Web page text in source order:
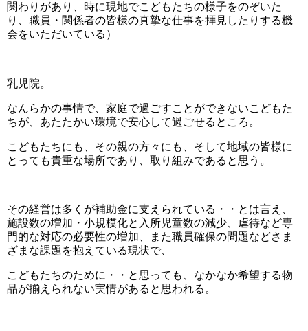
関わりがあり、時に現地でこどもたちの様子をのぞいた
り、職員・関係者の皆様の真摯な仕事を拝見したりする機
会をいただいている）
乳児院。
なんらかの事情で、家庭で過ごすことができないこどもた
ちが、あたたかい環境で安心して過ごせるところ。
こどもたちにも、その親の方々にも、そして地域の皆様に
とっても貴重な場所であり、取り組みであると思う。
その経営は多くが補助金に支えられている・・とは言え、
施設数の増加・小規模化と入所児童数の減少、虐待など専
門的な対応の必要性の増加、また職員確保の問題などさま
ざまな課題を抱えている現状で、
こどもたちのために・・と思っても、なかなか希望する物
品が揃えられない実情があると思われる。